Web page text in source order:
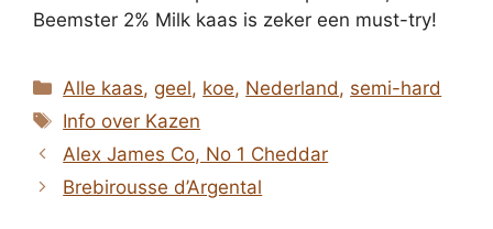
Beemster 2% Milk kaas is zeker een must-try!
Categorieën
Alle kaas,geel, koe, Nederland, semi-hard
Tags
Info over Kazen
Alex James Co, No 1 Cheddar
Brebirousse d’Argental